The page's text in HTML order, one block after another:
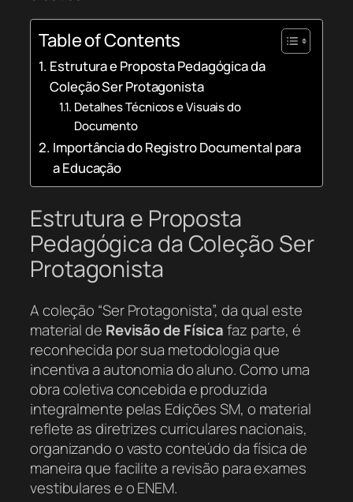
Table of Contents
Estrutura e Proposta Pedagógica da
Coleção Ser Protagonista
Detalhes Técnicos e Visuais do
Documento
Importância do Registro Documental para
a Educação
Estrutura e Proposta
Pedagógica da Coleção Ser
Protagonista
A coleção “Ser Protagonista”, da qual este
material de Revisão de Físicafaz parte, é
reconhecida por sua metodologia que
incentiva a autonomia do aluno. Como uma
obra coletiva concebida e produzida
integralmente pelas Edições SM, o material
reflete as diretrizes curriculares nacionais,
organizando o vasto conteúdo da física de
maneira que facilite a revisão para exames
vestibulares e o ENEM.